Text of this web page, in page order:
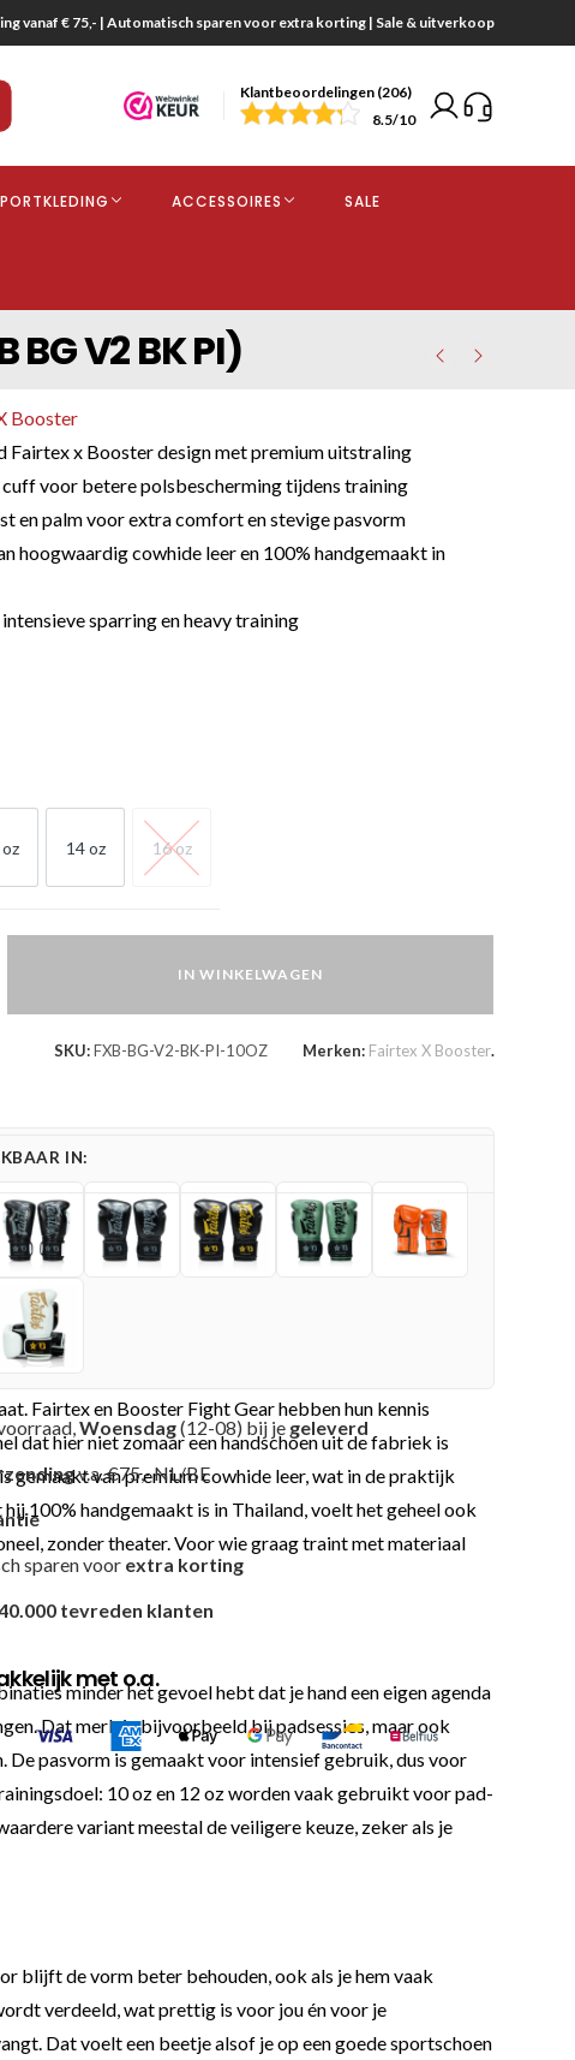
vanaf € 75,- | Automatisch sparen voor extra korting | Sale & uitverkoop
Klantbeoordelingen (206)
8.5/10
ACCESSOIRES SALE
V2 BK PI)
Booster
Fairtex x Booster design met premium uitstraling
cuff voor betere polsbescherming tijdens training
en palm voor extra comfort en stevige pasvorm
hoogwaardig cowhide leer en 100% handgemaakt in
sparring en heavy training
OZ
14 oz
14 OZ
16 oz
16 OZ
IN WINKELWAGEN
SKU:FXB-BG-V2-BK-PI-10OZ Merken: Fairtex X Booster.
IN:
Woensdag(12-08) bij je geleverd
v.a. €75,- NL/BE
sparen voor extra korting
tevreden klanten
met o.a.
Fairtex en Booster Fight Gear hebben hun kennis
dat hier niet zomaar een handschoen uit de fabriek is
gemaakt van premium cowhide leer, wat in de praktijk
100% handgemaakt is in Thailand, voelt het geheel ook
zonder theater. Voor wie graag traint met materiaal
minder het gevoel hebt dat je hand een eigen agenda
Dat merk je bijvoorbeeld bij padsessies, maar ook
De pasvorm is gemaakt voor intensief gebruik, dus voor
10 oz en 12 oz worden vaak gebruikt voor pad-
variant meestal de veiligere keuze, zeker als je
blijft de vorm beter behouden, ook als je hem vaak
verdeeld, wat prettig is voor jou én voor je
Dat voelt een beetje alsof je op een goede sportschoen